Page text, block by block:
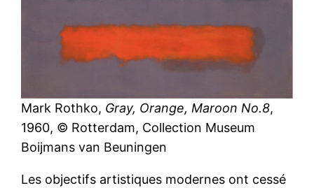
Mark Rothko, Gray, Orange, Maroon No.8,
1960, © Rotterdam, Collection Museum
Boijmans van Beuningen
Les objectifs artistiques modernes ont cessé